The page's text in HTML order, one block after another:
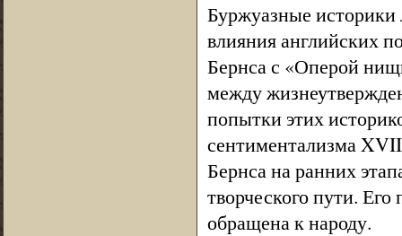
Буржуазные историки
влияния английских
Бернса с «Оперой
между
попытки этих
сентиментализма
Бернса на ранних
творческого пути.
обращена к народу.